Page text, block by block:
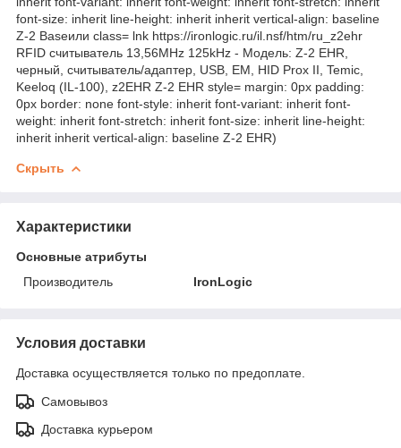
font-size: inherit line-height: inherit inherit vertical-align: baseline
Z-2 Baseили class= lnk https://ironlogic.ru/il.nsf/htm/ru_z2ehr
RFID считыватель 13,56MHz 125kHz - Модель: Z-2 EHR,
черный, cчитыватель/адаптер, USB, EM, HID Prox II, Temic,
Keeloq (IL-100), z2EHR Z-2 EHR style= margin: 0px padding:
0px border: none font-style: inherit font-variant: inherit font-
weight: inherit font-stretch: inherit font-size: inherit line-height:
inherit inherit vertical-align: baseline Z-2 EHR)
Скрыть
Характеристики
Основные атрибуты
Производитель
IronLogic
Условия доставки
Доставка осуществляется только по предоплате.
Самовывоз
Доставка курьером